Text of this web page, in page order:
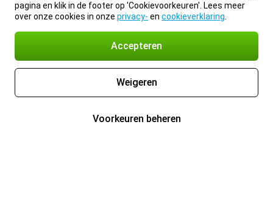
pagina en klik in de footer op 'Cookievoorkeuren'. Lees meer
over onze cookies in onze privacy- en cookieverklaring
Accepteren
Weigeren
Voorkeuren beheren